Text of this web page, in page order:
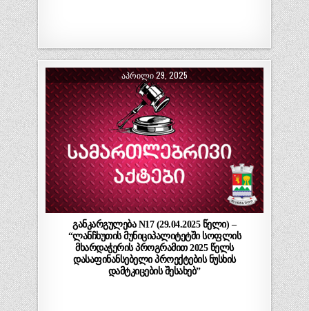
ᲐᲞᲠᲘᲚᲘ 29, 2025
განკარგულება N17 (29.04.2025 წელი) –
“ლანჩხუთის მუნიციპალიტეტში სოფლის
მხარდაჭერის პროგრამით 2025 წელს
დასაფინანსებელი პროექტების ნუსხის
დამტკიცების შესახებ”